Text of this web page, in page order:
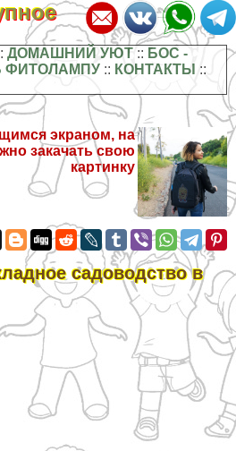
ДОМАШНИЙ УЮТ:: БОС -
ФИТОЛАМПУ :: КОНТАКТЫ ::
экраном, на
закачать свою
картинку
садоводство в